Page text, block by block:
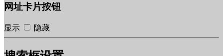
网址卡片按钮
显示 隐藏